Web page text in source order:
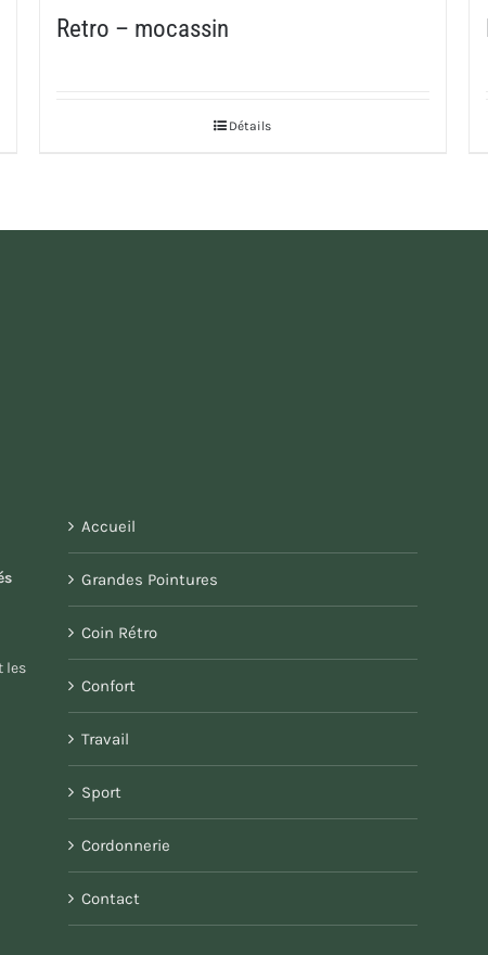
Retro – mocassin
Détails
les
Accueil
Grandes Pointures
Coin Rétro
Confort
Travail
Sport
Cordonnerie
Contact